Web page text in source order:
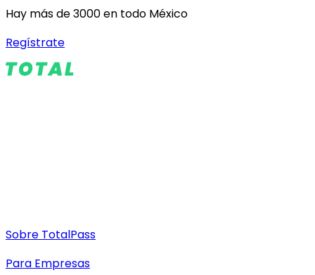
Hay más de 3000 en todo México
Regístrate
Sobre TotalPass
Para Empresas